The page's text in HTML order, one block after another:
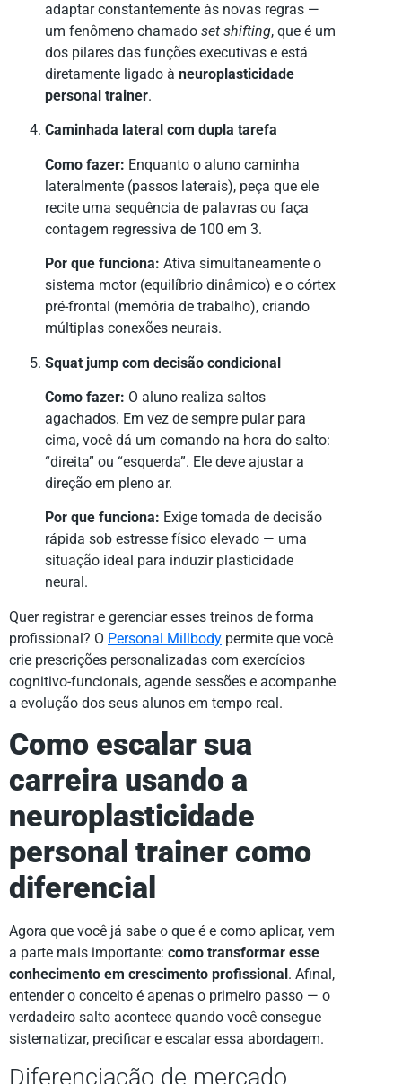
adaptar constantemente às novas regras —
um fenômeno chamado set shifting, que é um
dos pilares das funções executivas e está
diretamente ligado à neuroplasticidade
personal trainer.
Caminhada lateral com dupla tarefa
Como fazer: Enquanto o aluno caminha
lateralmente (passos laterais), peça que ele
recite uma sequência de palavras ou faça
contagem regressiva de 100 em 3.
Por que funciona: Ativa simultaneamente o
sistema motor (equilíbrio dinâmico) e o córtex
pré-frontal (memória de trabalho), criando
múltiplas conexões neurais.
Squat jump com decisão condicional
Como fazer: O aluno realiza saltos
agachados. Em vez de sempre pular para
cima, você dá um comando na hora do salto:
“direita” ou “esquerda”. Ele deve ajustar a
direção em pleno ar.
Por que funciona: Exige tomada de decisão
rápida sob estresse físico elevado — uma
situação ideal para induzir plasticidade
neural.
Quer registrar e gerenciar esses treinos de forma
profissional? O Personal Millbody permite que você
crie prescrições personalizadas com exercícios
cognitivo-funcionais, agende sessões e acompanhe
a evolução dos seus alunos em tempo real.
Como escalar sua
carreira usando a
neuroplasticidade
personal trainer como
diferencial
Agora que você já sabe o que é e como aplicar, vem
a parte mais importante: como transformar esse
conhecimento em crescimento profissional . Afinal,
entender o conceito é apenas o primeiro passo — o
verdadeiro salto acontece quando você consegue
sistematizar, precificar e escalar essa abordagem.
Diferenciação de mercado